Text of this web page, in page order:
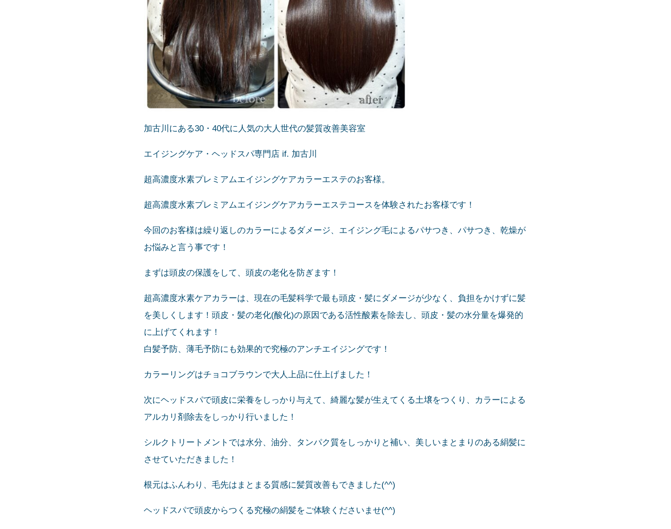
加古川にある30・40代に人気の大人世代の髪質改善美容室
エイジングケア・ヘッドスパ専門店 if. 加古川
超高濃度水素プレミアムエイジングケアカラーエステのお客様。
超高濃度水素プレミアムエイジングケアカラーエステコースを体験されたお客様です！
今回のお客様は繰り返しのカラーによるダメージ、エイジング毛によるパサつき、パサつき、乾燥が
お悩みと言う事です！
まずは頭皮の保護をして、頭皮の老化を防ぎます！
超高濃度水素ケアカラーは、現在の毛髪科学で最も頭皮・髪にダメージが少なく、負担をかけずに髪
を美しくします！頭皮・髪の老化(酸化)の原因である活性酸素を除去し、頭皮・髪の水分量を爆発的
に上げてくれます！
白髪予防、薄毛予防にも効果的で究極のアンチエイジングです！
カラーリングはチョコブラウンで大人上品に仕上げました！
次にヘッドスパで頭皮に栄養をしっかり与えて、綺麗な髪が生えてくる土壌をつくり、カラーによる
アルカリ剤除去をしっかり行いました！
シルクトリートメントでは水分、油分、タンパク質をしっかりと補い、美しいまとまりのある絹髪に
させていただきました！
根元はふんわり、毛先はまとまる質感に髪質改善もできました(^^)
ヘッドスパで頭皮からつくる究極の絹髪をご体験くださいませ(^^)